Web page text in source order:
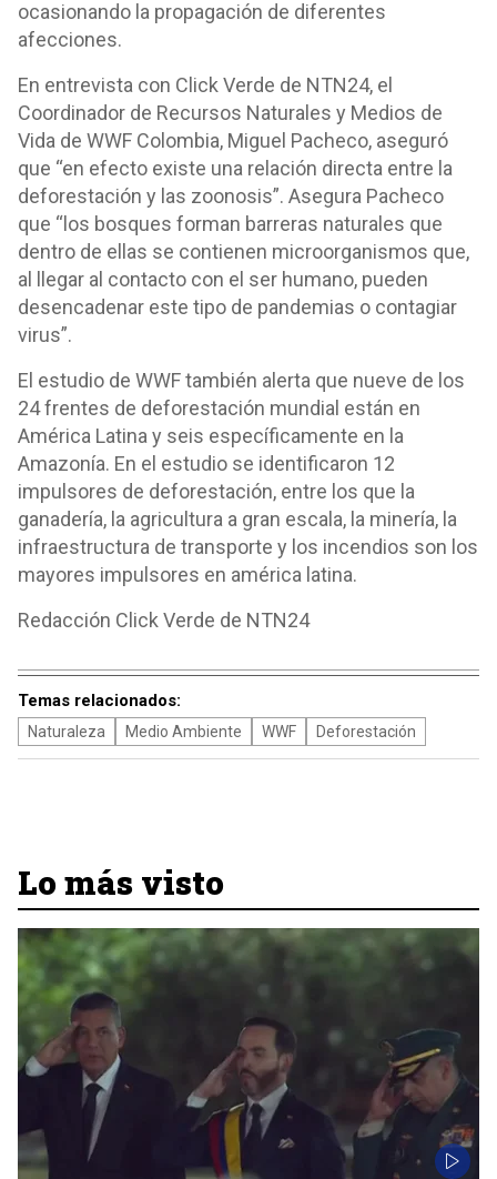
ocasionando la propagación de diferentes
afecciones.
En entrevista con Click Verde de NTN24, el
Coordinador de Recursos Naturales y Medios de
Vida de WWF Colombia, Miguel Pacheco, aseguró
que “en efecto existe una relación directa entre la
deforestación y las zoonosis”. Asegura Pacheco
que “los bosques forman barreras naturales que
dentro de ellas se contienen microorganismos que,
al llegar al contacto con el ser humano, pueden
desencadenar este tipo de pandemias o contagiar
virus”.
El estudio de WWF también alerta que nueve de los
24 frentes de deforestación mundial están en
América Latina y seis específicamente en la
Amazonía. En el estudio se identificaron 12
impulsores de deforestación, entre los que la
ganadería, la agricultura a gran escala, la minería, la
infraestructura de transporte y los incendios son los
mayores impulsores en américa latina.
Redacción Click Verde de NTN24
Temas relacionados:
Naturaleza Medio Ambiente WWF Deforestación
Lo más visto